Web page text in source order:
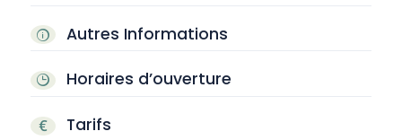
Autres Informations
Horaires d’ouverture
Tarifs